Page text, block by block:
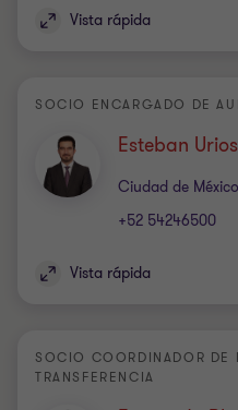
Vista rápida
SOCIO ENCARGADO DE
Esteban
Ciudad de México
Oficina
+52 54246500
Vista rápida
SOCIO COORDINADOR DE
TRANSFERENCIA